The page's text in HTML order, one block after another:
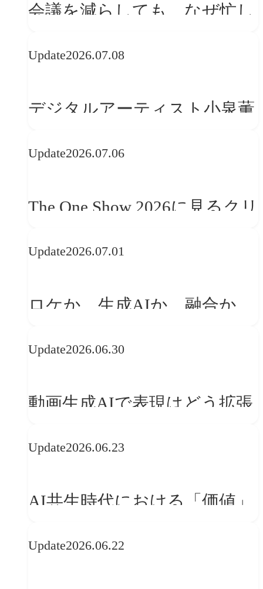
会議を減らしても、なぜ忙し
Update2026.07.08
デジタルアーティスト小泉薫
ークフロー設計と「ノイズと
Update2026.07.06
The One Show 2026に見るクリ
との接点を、ブランドらしい
Update2026.07.01
ロケか、生成AIか、融合か
おける「意思決定」のルール
Update2026.06.30
動画生成AIで表現はどう拡張
伸吾が語る、AI時代の「プロ
Update2026.06.23
AI共生時代における「価値」
「正解」をAIが教えてくれる
Update2026.06.22